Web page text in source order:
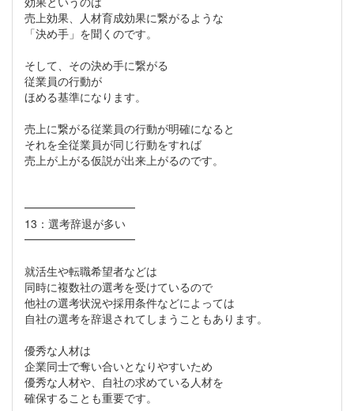
売上効果、人材育成効果に繋がるような
「決め手」を聞くのです。
そして、その決め手に繋がる
従業員の行動が
ほめる基準になります。
売上に繋がる従業員の行動が明確になると
それを全従業員が同じ行動をすれば
売上が上がる仮説が出来上がるのです。
━━━━━━━━━━
13：選考辞退が多い
━━━━━━━━━━
就活生や転職希望者などは
同時に複数社の選考を受けているので
他社の選考状況や採用条件などによっては
自社の選考を辞退されてしまうこともあります。
優秀な人材は
企業同士で奪い合いとなりやすいため
優秀な人材や、自社の求めている人材を
確保することも重要です。